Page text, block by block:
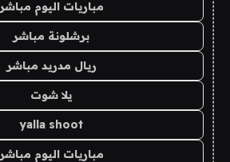
مباريات اليوم مباشر
برشلونة مباشر
ريال مدريد مباشر
يلا شوت
yalla shoot
مباريات اليوم مباشر